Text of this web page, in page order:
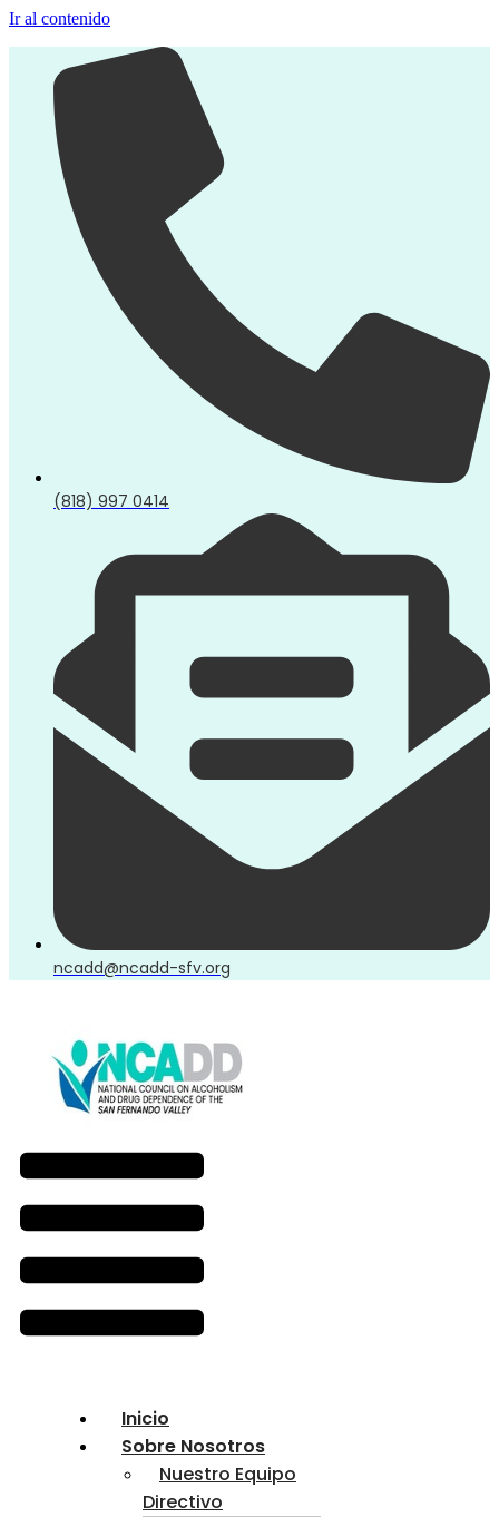
Ir al contenido
(818) 997 0414
ncadd@ncadd-sfv.org
Inicio
Sobre Nosotros
Nuestro Equipo
Directivo